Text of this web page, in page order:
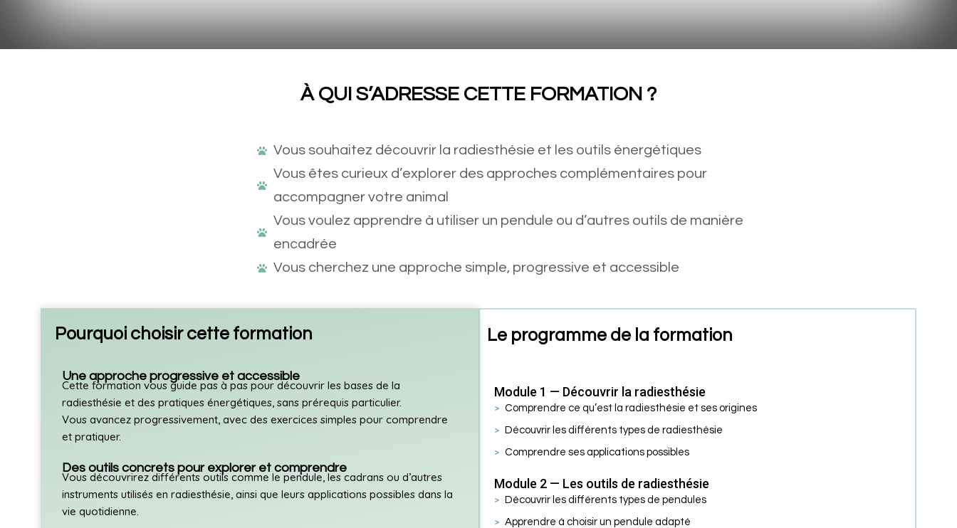
À QUI S’ADRESSE CETTE FORMATION ?
Vous souhaitez découvrir la radiesthésie et les outils énergétiques
Vous êtes curieux d’explorer des approches complémentaires pour
accompagner votre animal
Vous voulez apprendre à utiliser un pendule ou d’autres outils de manière
encadrée
Vous cherchez une approche simple, progressive et accessible
Le programme de la formation
Module 1 — Découvrir la radiesthésie
Comprendre ce qu’est la radiesthésie et ses origines
Découvrir les différents types de radiesthésie
Comprendre ses applications possibles
Module 2 — Les outils de radiesthésie
Découvrir les différents types de pendules
Apprendre à choisir un pendule adapté
Pourquoi choisir cette formation
Une approche progressive et accessible
Cette formation vous guide pas à pas pour découvrir les bases de la
radiesthésie et des pratiques énergétiques, sans prérequis particulier.
Vous avancez progressivement, avec des exercices simples pour comprendre
et pratiquer.
Des outils concrets pour explorer et comprendre
Vous découvrirez différents outils comme le pendule, les cadrans ou d’autres
instruments utilisés en radiesthésie, ainsi que leurs applications possibles dans la
vie quotidienne.